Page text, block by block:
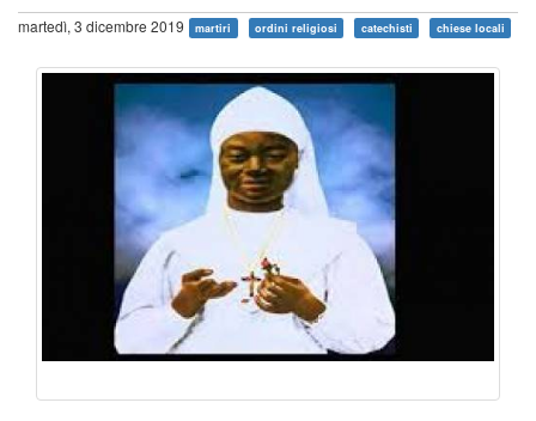
martedì, 3 dicembre 2019 martiri ordini religiosi catechisti chiese locali